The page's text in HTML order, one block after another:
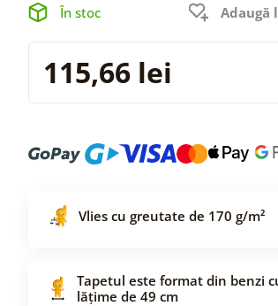
În stoc
Adaugă
115,66 lei
Vlies cu greutate de 170 g/m²
Tapetul este format din benzi
lățime de 49 cm